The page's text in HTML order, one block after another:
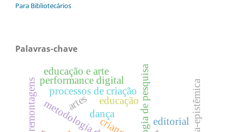
Para Bibliotecários
Palavras-chave
processos de criação
artes
dança
editorial
educação
performance digital
des-remontagens
educação e arte